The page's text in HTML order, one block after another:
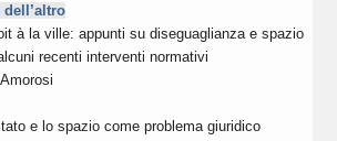
à la ville: appunti su diseguaglianza e spazio
recenti interventi normativi
e lo spazio come problema giuridico